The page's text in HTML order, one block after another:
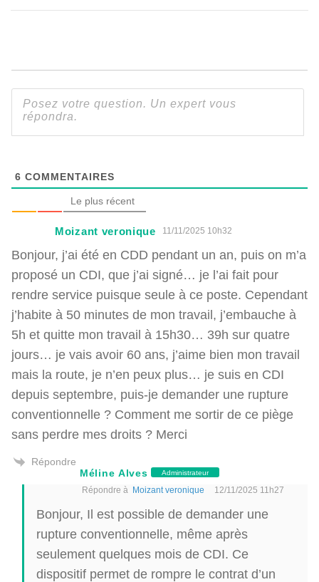
6 COMMENTAIRES
Le plus récent
Moizant veronique 11/11/2025 10h32
Bonjour, j’ai été en CDD pendant un an, puis on m’a
proposé un CDI, que j’ai signé… je l’ai fait pour
rendre service puisque seule à ce poste. Cependant
j’habite à 50 minutes de mon travail, j’embauche à
5h et quitte mon travail à 15h30… 39h sur quatre
jours… je vais avoir 60 ans, j’aime bien mon travail
mais la route, je n’en peux plus… je suis en CDI
depuis septembre, puis-je demander une rupture
conventionnelle ? Comment me sortir de ce piège
sans perdre mes droits ? Merci
Répondre
Méline Alves
Administrateur
Répondre à Moizant veronique 12/11/2025 11h27
Bonjour, Il est possible de demander une
rupture conventionnelle, même après
seulement quelques mois de CDI. Ce
dispositif permet de rompre le contrat d’un